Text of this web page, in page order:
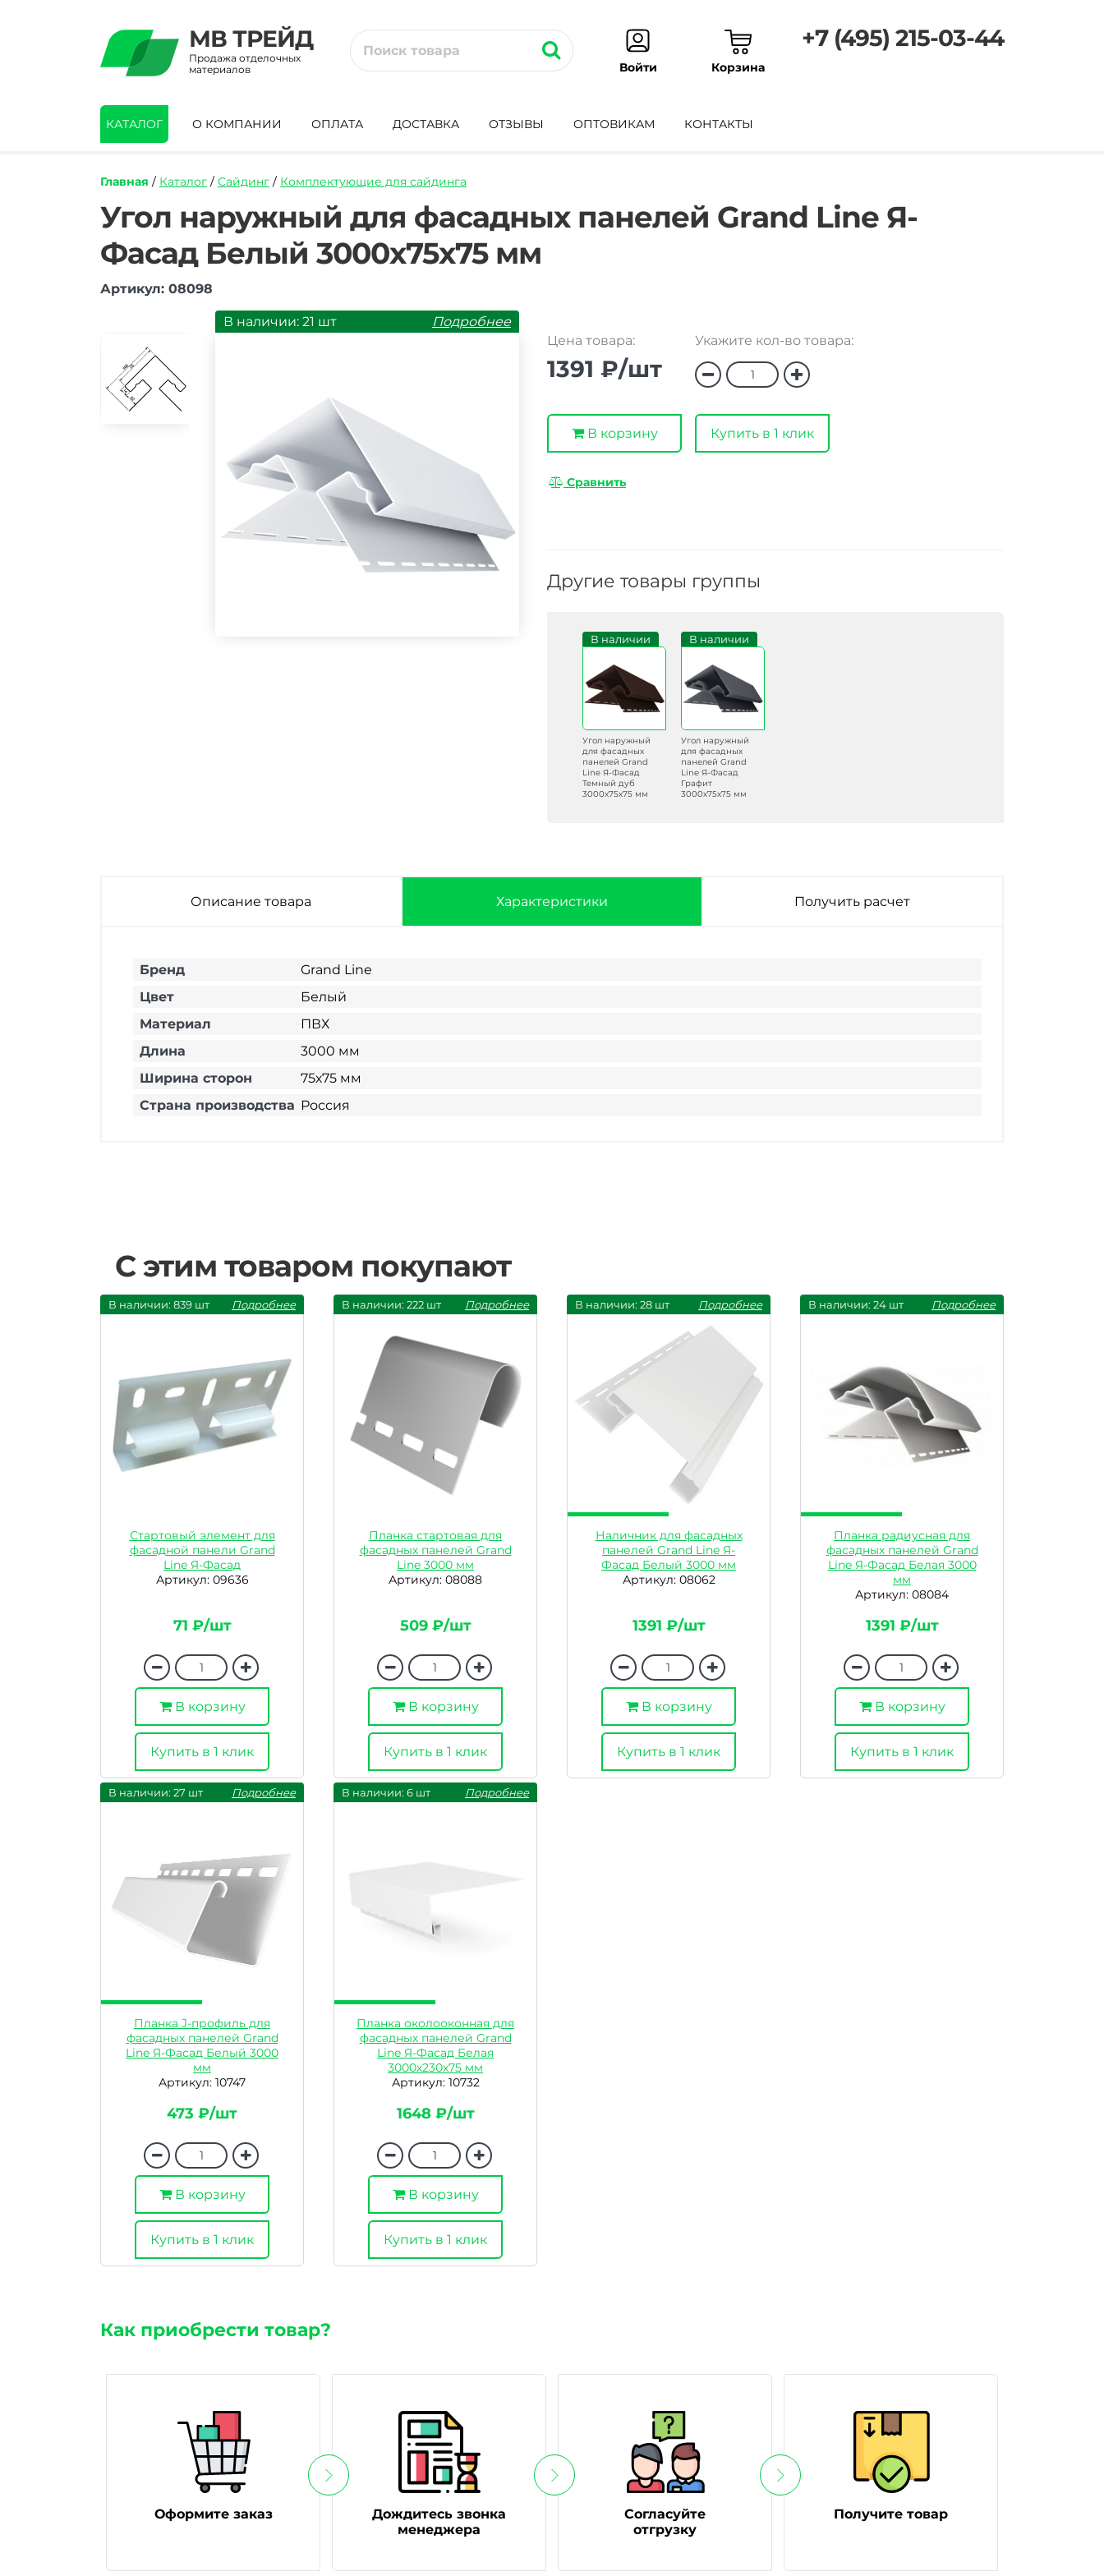
МВ ТРЕЙД
Продажа отделочных
материалов
Войти Корзина
+7 (495) 215-03-44
КАТАЛОГ О КОМПАНИИ ОПЛАТА ДОСТАВКА ОТЗЫВЫ ОПТОВИКАМ КОНТАКТЫ
Главная / Каталог / Сайдинг / Комплектующие для сайдинга
https://mvtrade.ru/images/id/normal/ugol-
naruzhnyy-
dlya-
fasadnyh-
paneley-
grand-
line-
3000-
mm.jpg
Угол наружный для фасадных панелей Grand Line Я-
Фасад Белый 3000х75х75 мм
Артикул: 08098
В наличии: 21 шт
Подробнее
Цена товара:
1391 ₽/шт
Укажите кол-во товара:
В корзину Купить в 1 клик
Сравнить
Другие товары группы
В наличии
Угол наружный
для фасадных
панелей Grand
Line Я-Фасад
Темный дуб
3000х75х75 мм
В наличии
Угол наружный
для фасадных
панелей Grand
Line Я-Фасад
Графит
3000х75х75 мм
Описание товара Характеристики Получить расчет
Бренд
Grand Line
Цвет
Белый
Материал
ПВХ
Длина
3000 мм
Ширина сторон
75х75 мм
Страна производства Россия
С этим товаром покупают
В наличии: 839 шт Подробнее
Стартовый элемент для
фасадной панели Grand
Line Я-Фасад
Артикул: 09636
71 ₽/шт
В корзину
Купить в 1 клик
В наличии: 222 шт Подробнее
Планка стартовая для
фасадных панелей Grand
Line 3000 мм
Артикул: 08088
509 ₽/шт
В корзину
Купить в 1 клик
В наличии: 28 шт Подробнее
Наличник для фасадных
панелей Grand Line Я-
Фасад Белый 3000 мм
Артикул: 08062
1391 ₽/шт
В корзину
Купить в 1 клик
В наличии: 24 шт Подробнее
Планка радиусная для
фасадных панелей Grand
Line Я-Фасад Белая 3000
мм
Артикул: 08084
1391 ₽/шт
В корзину
Купить в 1 клик
В наличии: 27 шт Подробнее
Планка J-профиль для
фасадных панелей Grand
Line Я-Фасад Белый 3000
мм
Артикул: 10747
473 ₽/шт
В корзину
Купить в 1 клик
В наличии: 6 шт Подробнее
Планка околооконная для
фасадных панелей Grand
Line Я-Фасад Белая
3000х230х75 мм
Артикул: 10732
1648 ₽/шт
В корзину
Купить в 1 клик
Как приобрести товар?
Оформите заказ
Дождитесь звонка
менеджера
Согласуйте
отгрузку
Получите товар